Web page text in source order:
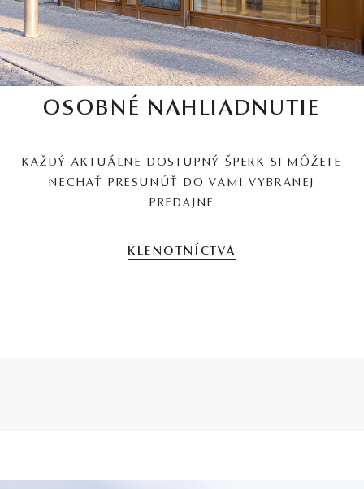
OSOBNÉ NAHLIADNUTIE
KAŽDÝ AKTUÁLNE DOSTUPNÝ ŠPERK SI MÔŽETE
NECHAŤ PRESUNÚŤ DO VAMI VYBRANEJ
PREDAJNE
KLENOTNÍCTVA